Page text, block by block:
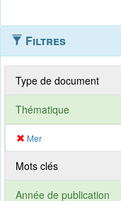
Filtres
Type de document
Thématique
Mer
Mots clés
Année de publication